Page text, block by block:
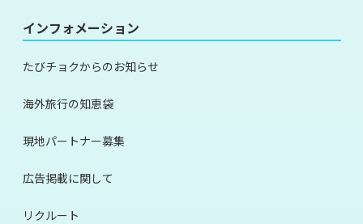
インフォメーション
たびチョクからのお知らせ
海外旅行の知恵袋
現地パートナー募集
広告掲載に関して
リクルート